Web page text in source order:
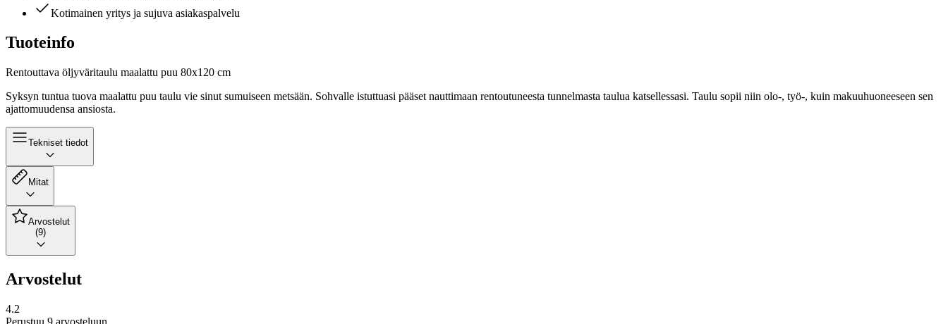
Kotimainen yritys ja sujuva asiakaspalvelu
Tuoteinfo
Rentouttava öljyväritaulu maalattu puu 80x120 cm
Syksyn tuntua tuova maalattu puu taulu vie sinut sumuiseen metsään. Sohvalle istuttuasi pääset nauttimaan rentoutuneesta tunnelmasta taulua katsellessasi. Taulu sopii niin olo-, työ-, kuin makuuhuoneeseen sen
ajattomuudensa ansiosta.
Tekniset tiedot
Mitat
Arvostelut
(9)
Arvostelut
4.2